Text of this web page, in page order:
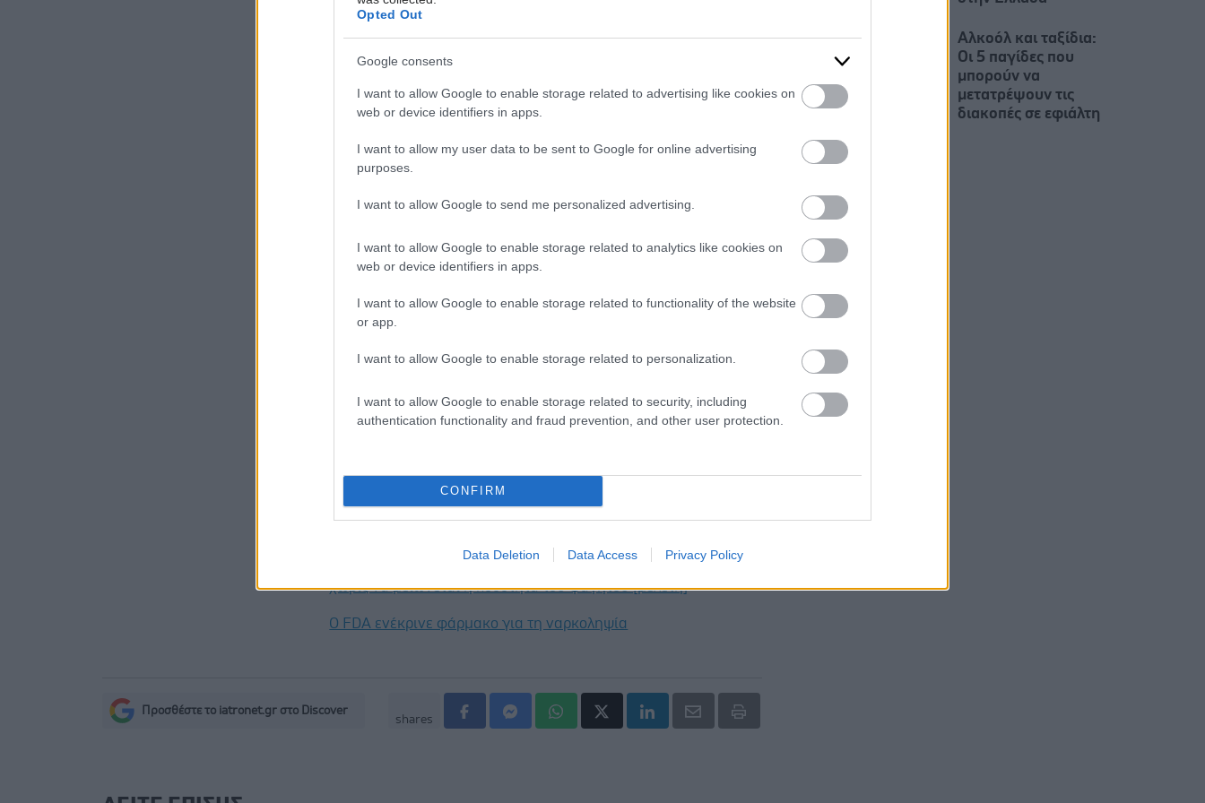
Opted Out
Google consents
I want to allow Google to enable storage related to advertising like cookies on
web or device identifiers in apps.
I want to allow my user data to be sent to Google for online advertising
purposes.
I want to allow Google to send me personalized advertising.
I want to allow Google to enable storage related to analytics like cookies on
web or device identifiers in apps.
I want to allow Google to enable storage related to functionality of the website
or app.
I want to allow Google to enable storage related to personalization.
I want to allow Google to enable storage related to security, including
authentication functionality and fraud prevention, and other user protection.
CONFIRM
Data Deletion Data Access Privacy Policy
πραγματοποιήσουμε αυτό το όραμα και να εξαλείψουμε ό,τι
κουβαλάμε και το έχουμε επιτρέψει να λειτουργήσει μέχρι
σήμερα ως τροχοπέδη στην εσωτερική μας δύναμη.
Δεν εννοώ ότι είμαι αντίθετος στις βοηθητικές συνέπειες της
συνειδητοποίησης που προέρχεται ως αποτέλεσμα της
ψυχοθεραπείας. Απλώς, δεν νομίζω ότι κανείς πρέπει να
επαναπαυτεί σ’ αυτή τη συνειδητοποίηση. Δεν πρέπει ούτε η
προσκολλημένη σ’ αυτήν την περιορισμένη εικόνα.
Πρέπει να μάθουμε να δίνουμε χώρο στις αυθεντικές ανάγκες
ανθρώπους.
Προσθέστε το iatronet.gr στο Discover
Αδ. Γεωργιάδης στη Ρόδο: ''Σε ενάμιση χρόνο, το νοσοκομείο θα
είναι καινούργιο''- 'Αμεσα μέτρα για την αντιμετώπιση των
Δίαιτα vegan χαμηλών λιπαρών βοηθά στην απώλεια βάρους
χωρίς να μειώνεται η ποσότητα του φαγητού [μελέτη]
Ο FDA ενέκρινε φάρμακο για τη ναρκοληψία
Προσθέστε το iatronet.gr στο Discover
shares
Αλκοόλ και ταξίδια:
Οι 5 παγίδες που
μπορούν να
μετατρέψουν τις
διακοπές σε εφιάλτη